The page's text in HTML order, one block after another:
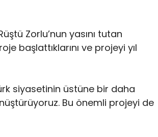
Zorlu’nun yasını tutan
başlattıklarını ve projeyi yıl
siyasetinin üstüne bir daha
Bu önemli projeyi de